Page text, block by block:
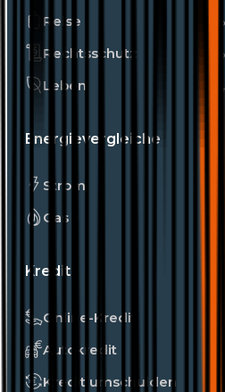
Reise
Rechtsschutz
Leben
Energievergleiche
Strom
Gas
Kredit
Online-Kredit
Autokredit
Kredit umschulden